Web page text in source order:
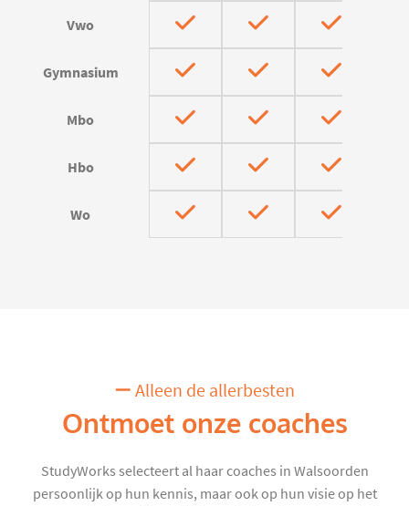
Vwo
Gymnasium
Mbo
Hbo
Wo
Alleen de allerbesten
Ontmoet onze coaches
StudyWorks selecteert al haar coaches in Walsoorden
persoonlijk op hun kennis, maar ook op hun visie op het